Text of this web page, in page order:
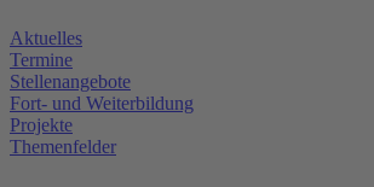
Aktuelles
Termine
Stellenangebote
Fort- und Weiterbildung
Projekte
Themenfelder